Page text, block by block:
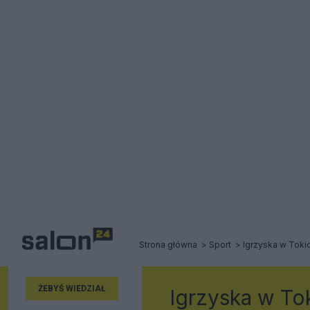
Strona główna Sport Igrzyska w
ŻEBYŚ WIEDZIAŁ Igrzyska w